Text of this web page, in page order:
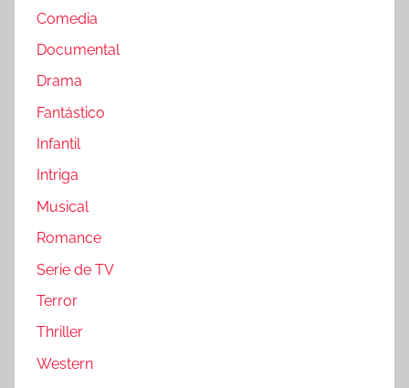
Comedia
Documental
Drama
Fantástico
Infantil
Intriga
Musical
Romance
Serie de TV
Terror
Thriller
Western